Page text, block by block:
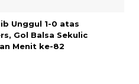
Unggul 1-0 atas
Gol Balsa Sekulic
Menit ke-82